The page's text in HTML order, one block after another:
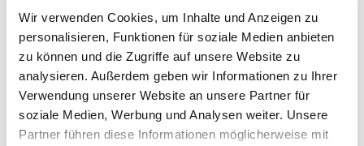
Wir verwenden Cookies, um Inhalte und Anzeigen zu
personalisieren, Funktionen für soziale Medien anbieten
zu können und die Zugriffe auf unsere Website zu
analysieren. Außerdem geben wir Informationen zu Ihrer
Verwendung unserer Website an unsere Partner für
soziale Medien, Werbung und Analysen weiter. Unsere
Partner führen diese Informationen möglicherweise mit
Das Interesse an der gymnasialen Oberstufe der FESH ist
groß. Dabei nehmen wir selbstverständlich Jugendliche aller
Konfessionen und Religionen bzw. „ohne Konfession“ auf; das
Unterrichtsfach Evangelische Religion muss bis zum Abitur
belegt werden.
Haben Sie Interesse? Rufen Sie an und schauen Sie mal rein;